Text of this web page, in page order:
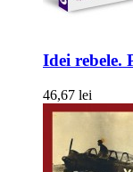
Idei rebele.
46,67 lei